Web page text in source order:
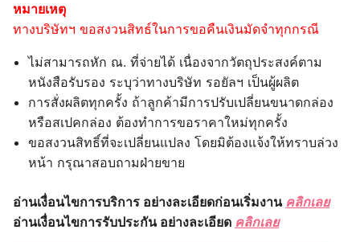
หมายเหตุ
ทางบริษัทฯ ขอสงวนสิทธ์ในการขอคืนเงินมัดจำทุกกรณี
ไม่สามารถหัก ณ. ที่จ่ายได้ เนื่องจากวัตถุประสงค์ตาม
หนังสือรับรอง ระบุว่าทางบริษัท รอยัลฯ เป็นผู้ผลิต
การสั่งผลิตทุกครั้ง ถ้าลูกค้ามีการปรับเปลี่ยนขนาดกล่อง
หรือสเปคกล่อง ต้องทำการขอราคาใหม่ทุกครั้ง
ขอสงวนสิทธิ์ที่จะเปลี่ยนแปลง โดยมิต้องแจ้งให้ทราบล่วง
หน้า กรุณาสอบถามฝ่ายขาย
อ่านเงื่อนไขการบริการ อย่างละเอียดก่อนเริ่มงาน คลิกเลย
อ่านเงื่อนไขการรับประกัน อย่างละเอียด คลิกเลย